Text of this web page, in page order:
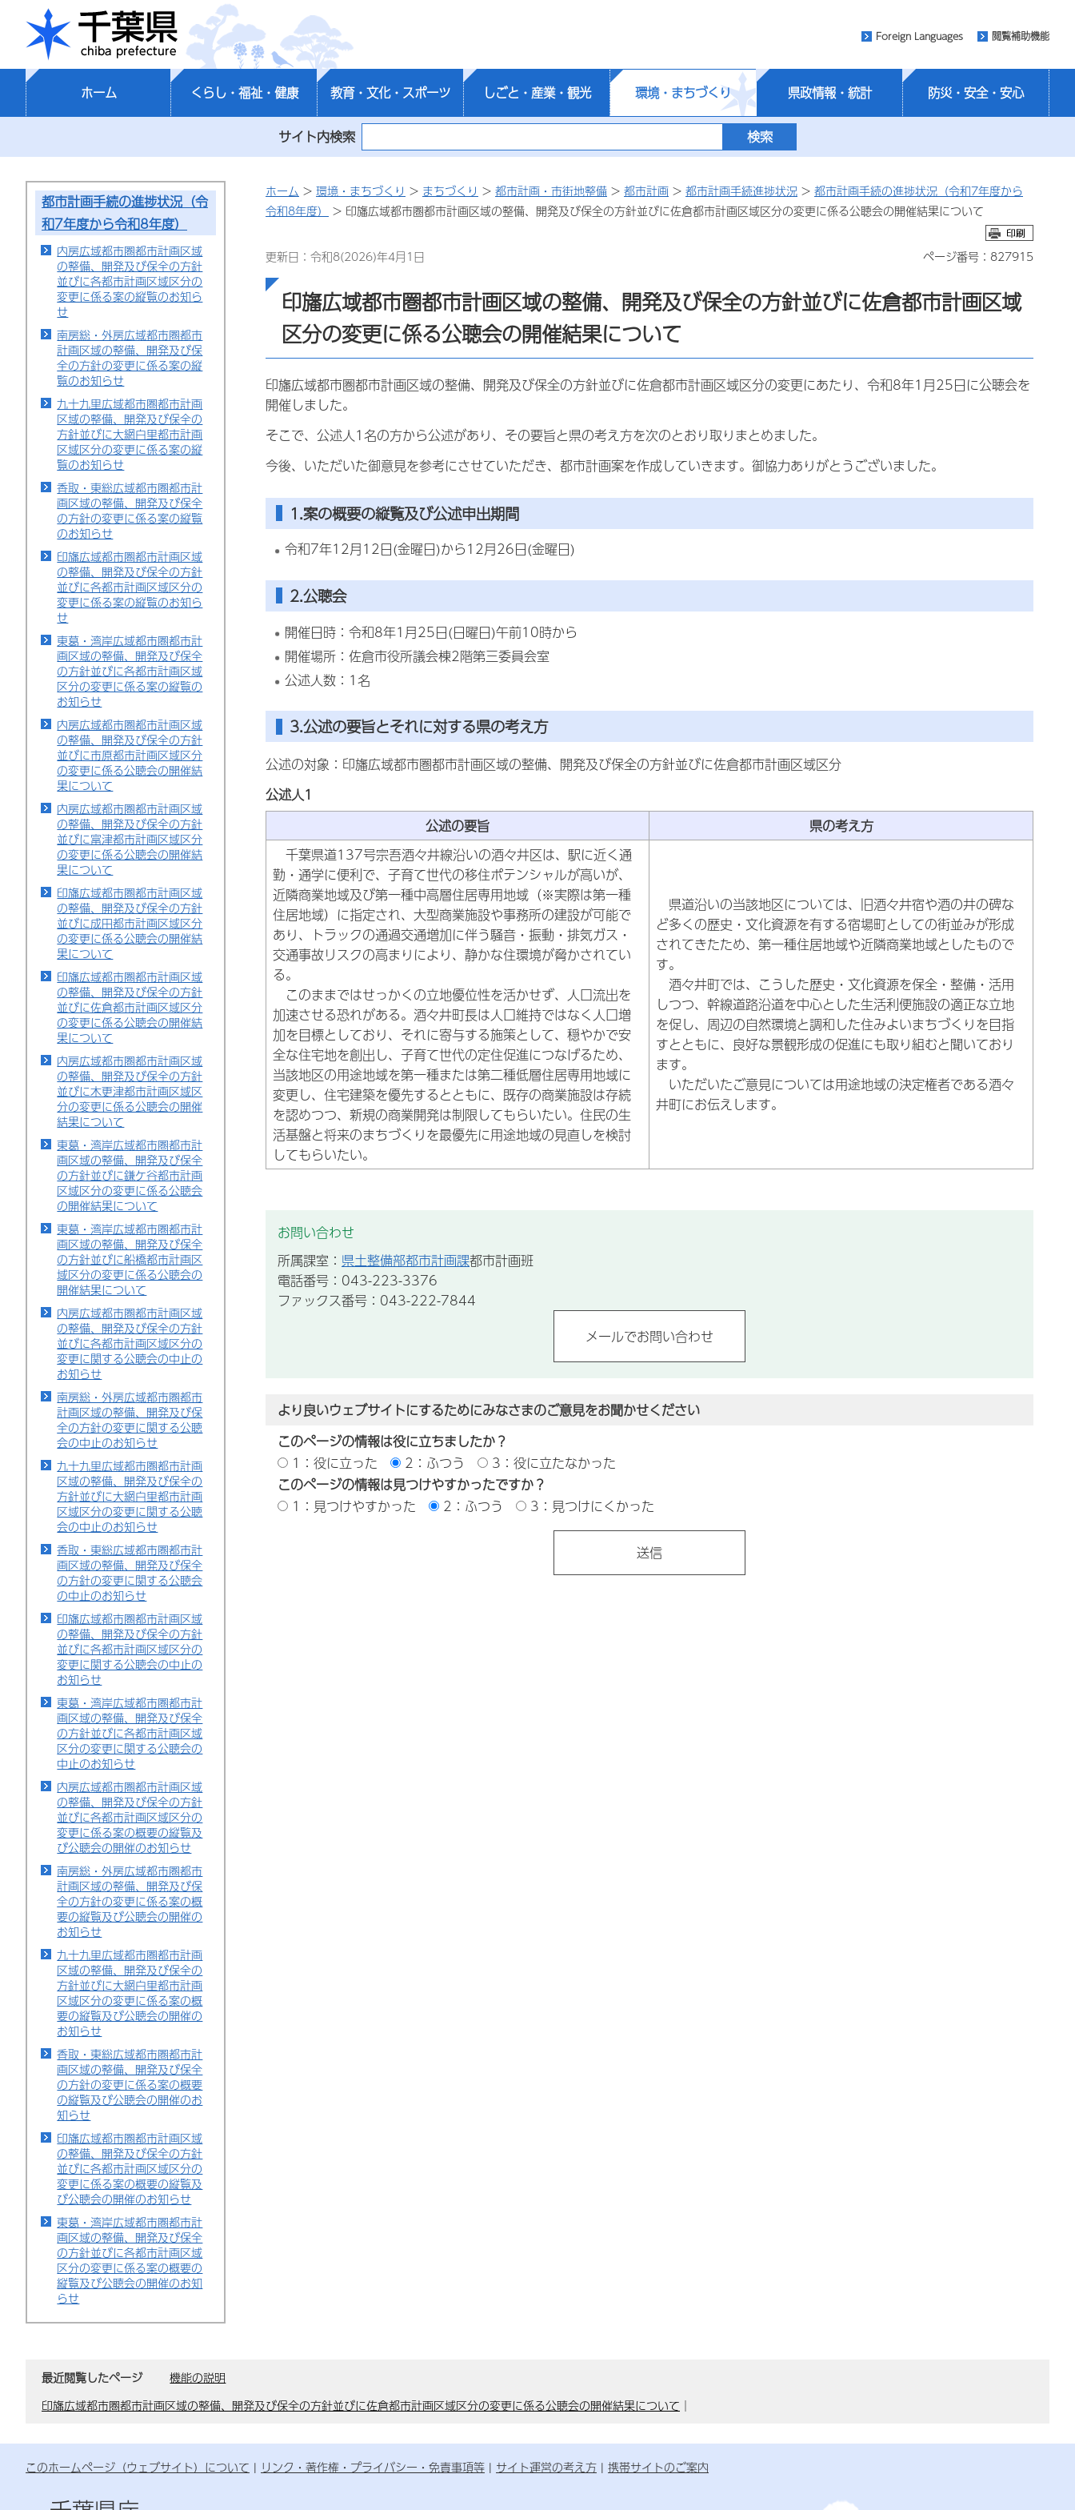
千葉県
Foreign Languages 閲覧補助機能
ホーム くらし・福祉・健康 教育・文化・スポーツ しごと・産業・観光 環境・まちづくり 県政情報・統計 防災・安全・安心
サイト内検索
都市計画手続の進捗状況（令
和7年度から令和8年度）
内房広域都市圏都市計画区域
の整備、開発及び保全の方針
並びに各都市計画区域区分の
変更に係る案の縦覧のお知ら
せ
南房総・外房広域都市圏都市
計画区域の整備、開発及び保
全の方針の変更に係る案の縦
覧のお知らせ
九十九里広域都市圏都市計画
区域の整備、開発及び保全の
方針並びに大網白里都市計画
区域区分の変更に係る案の縦
覧のお知らせ
香取・東総広域都市圏都市計
画区域の整備、開発及び保全
の方針の変更に係る案の縦覧
のお知らせ
印旛広域都市圏都市計画区域
の整備、開発及び保全の方針
並びに各都市計画区域区分の
変更に係る案の縦覧のお知ら
せ
東葛・湾岸広域都市圏都市計
画区域の整備、開発及び保全
の方針並びに各都市計画区域
区分の変更に係る案の縦覧の
お知らせ
内房広域都市圏都市計画区域
の整備、開発及び保全の方針
並びに市原都市計画区域区分
の変更に係る公聴会の開催結
果について
内房広域都市圏都市計画区域
の整備、開発及び保全の方針
並びに富津都市計画区域区分
の変更に係る公聴会の開催結
果について
印旛広域都市圏都市計画区域
の整備、開発及び保全の方針
並びに成田都市計画区域区分
の変更に係る公聴会の開催結
果について
印旛広域都市圏都市計画区域
の整備、開発及び保全の方針
並びに佐倉都市計画区域区分
の変更に係る公聴会の開催結
果について
内房広域都市圏都市計画区域
の整備、開発及び保全の方針
並びに木更津都市計画区域区
分の変更に係る公聴会の開催
結果について
東葛・湾岸広域都市圏都市計
画区域の整備、開発及び保全
の方針並びに鎌ケ谷都市計画
区域区分の変更に係る公聴会
の開催結果について
東葛・湾岸広域都市圏都市計
画区域の整備、開発及び保全
の方針並びに船橋都市計画区
域区分の変更に係る公聴会の
開催結果について
内房広域都市圏都市計画区域
の整備、開発及び保全の方針
並びに各都市計画区域区分の
変更に関する公聴会の中止の
お知らせ
南房総・外房広域都市圏都市
計画区域の整備、開発及び保
全の方針の変更に関する公聴
会の中止のお知らせ
九十九里広域都市圏都市計画
区域の整備、開発及び保全の
方針並びに大網白里都市計画
区域区分の変更に関する公聴
会の中止のお知らせ
香取・東総広域都市圏都市計
画区域の整備、開発及び保全
の方針の変更に関する公聴会
の中止のお知らせ
印旛広域都市圏都市計画区域
の整備、開発及び保全の方針
並びに各都市計画区域区分の
変更に関する公聴会の中止の
お知らせ
東葛・湾岸広域都市圏都市計
画区域の整備、開発及び保全
の方針並びに各都市計画区域
区分の変更に関する公聴会の
中止のお知らせ
内房広域都市圏都市計画区域
の整備、開発及び保全の方針
並びに各都市計画区域区分の
変更に係る案の概要の縦覧及
び公聴会の開催のお知らせ
南房総・外房広域都市圏都市
計画区域の整備、開発及び保
全の方針の変更に係る案の概
要の縦覧及び公聴会の開催の
お知らせ
九十九里広域都市圏都市計画
区域の整備、開発及び保全の
方針並びに大網白里都市計画
区域区分の変更に係る案の概
要の縦覧及び公聴会の開催の
お知らせ
香取・東総広域都市圏都市計
画区域の整備、開発及び保全
の方針の変更に係る案の概要
の縦覧及び公聴会の開催のお
知らせ
印旛広域都市圏都市計画区域
の整備、開発及び保全の方針
並びに各都市計画区域区分の
変更に係る案の概要の縦覧及
び公聴会の開催のお知らせ
東葛・湾岸広域都市圏都市計
画区域の整備、開発及び保全
の方針並びに各都市計画区域
区分の変更に係る案の概要の
縦覧及び公聴会の開催のお知
らせ
ホーム > 環境・まちづくり > まちづくり > 都市計画・市街地整備 > 都市計画 > 都市計画手続進捗状況 > 都市計画手続の進捗状況（令和7年度から
令和8年度）
> 印旛広域都市圏都市計画区域の整備、開発及び保全の方針並びに佐倉都市計画区域区分の変更に係る公聴会の開催結果について
更新日：令和8(2026)年4月1日 ページ番号：827915
印旛広域都市圏都市計画区域の整備、開発及び保全の方針並びに佐倉都市計画区域
区分の変更に係る公聴会の開催結果について
印旛広域都市圏都市計画区域の整備、開発及び保全の方針並びに佐倉都市計画区域区分の変更にあたり、令和8年1月25日に公聴会を
開催しました。
そこで、公述人1名の方から公述があり、その要旨と県の考え方を次のとおり取りまとめました。
今後、いただいた御意見を参考にさせていただき、都市計画案を作成していきます。御協力ありがとうございました。
1.案の概要の縦覧及び公述申出期間
令和7年12月12日(金曜日)から12月26日(金曜日)
2.公聴会
開催日時：令和8年1月25日(日曜日)午前10時から
開催場所：佐倉市役所議会棟2階第三委員会室
公述人数：1名
3.公述の要旨とそれに対する県の考え方
公述の対象：印旛広域都市圏都市計画区域の整備、開発及び保全の方針並びに佐倉都市計画区域区分
公述人1
公述の要旨
県の考え方
千葉県道137号宗吾酒々井線沿いの酒々井区は、駅に近く通
勤・通学に便利で、子育て世代の移住ポテンシャルが高いが、
近隣商業地域及び第一種中高層住居専用地域（※実際は第一種
住居地域）に指定され、大型商業施設や事務所の建設が可能で
あり、トラックの通過交通増加に伴う騒音・振動・排気ガス・
交通事故リスクの高まりにより、静かな住環境が脅かされてい
る。
このままではせっかくの立地優位性を活かせず、人口流出を
加速させる恐れがある。酒々井町長は人口維持ではなく人口増
加を目標としており、それに寄与する施策として、穏やかで安
全な住宅地を創出し、子育て世代の定住促進につなげるため、
当該地区の用途地域を第一種または第二種低層住居専用地域に
変更し、住宅建築を優先するとともに、既存の商業施設は存続
を認めつつ、新規の商業開発は制限してもらいたい。住民の生
活基盤と将来のまちづくりを最優先に用途地域の見直しを検討
してもらいたい。
県道沿いの当該地区については、旧酒々井宿や酒の井の碑な
ど多くの歴史・文化資源を有する宿場町としての街並みが形成
されてきたため、第一種住居地域や近隣商業地域としたもので
す。
酒々井町では、こうした歴史・文化資源を保全・整備・活用
しつつ、幹線道路沿道を中心とした生活利便施設の適正な立地
を促し、周辺の自然環境と調和した住みよいまちづくりを目指
すとともに、良好な景観形成の促進にも取り組むと聞いており
ます。
いただいたご意見については用途地域の決定権者である酒々
井町にお伝えします。
お問い合わせ
所属課室： 県土整備部都市計画課都市計画班
電話番号：043-223-3376
ファックス番号：043-222-7844
より良いウェブサイトにするためにみなさまのご意見をお聞かせください
このページの情報は役に立ちましたか？
1：役に立った
2：ふつう
3：役に立たなかった
このページの情報は見つけやすかったですか？
1：見つけやすかった
2：ふつう 3：見つけにくかった
最近閲覧したページ
機能の説明
印旛広域都市圏都市計画区域の整備、開発及び保全の方針並びに佐倉都市計画区域区分の変更に係る公聴会の開催結果について ｜
このホームページ（ウェブサイト）について リンク・著作権・プライバシー・免責事項等 サイト運営の考え方 携帯サイトのご案内